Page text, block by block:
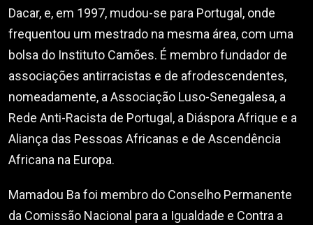
Dacar, e, em 1997, mudou-se para Portugal, onde
frequentou um mestrado na mesma área, com uma
bolsa do Instituto Camões. É membro fundador de
associações antirracistas e de afrodescendentes,
nomeadamente, a Associação Luso-Senegalesa, a
Rede Anti-Racista de Portugal, a Diáspora Afrique e a
Aliança das Pessoas Africanas e de Ascendência
Africana na Europa.
Mamadou Ba foi membro do Conselho Permanente
da Comissão Nacional para a Igualdade e Contra a